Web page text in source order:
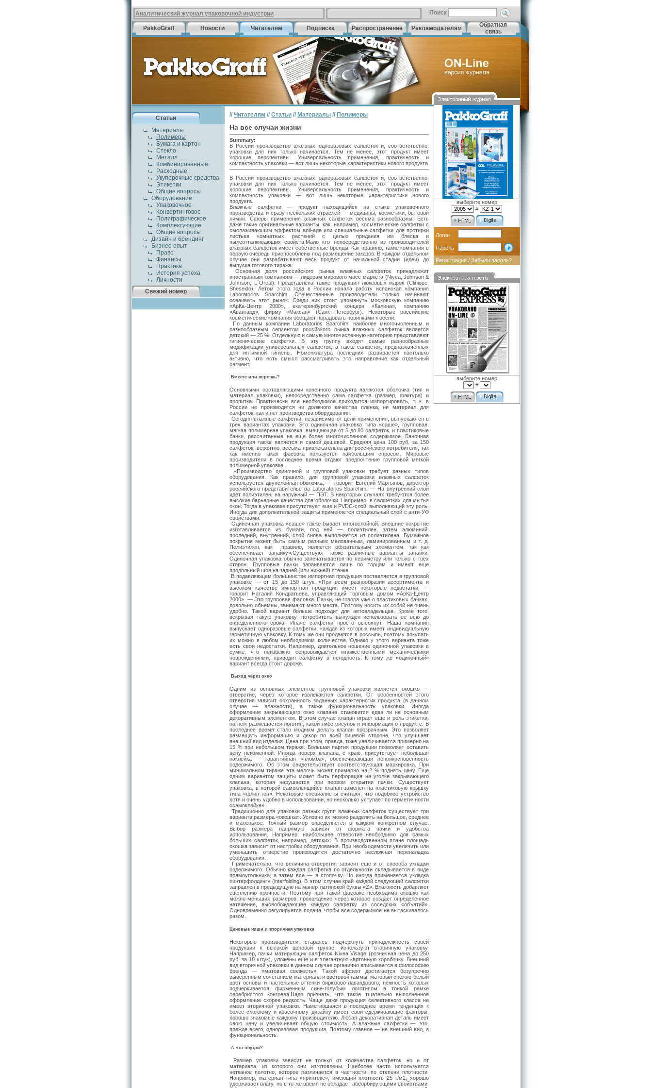
Аналитический журнал упаковочной индустрии Поиск
PakkoGraff Новости Читателям Подписка Распространение Рекламодателям
Обратная
связь
Статьи
Материалы
Полимеры
Бумага и картон
Стекло
Металл
Комбинированные
Расходные
Укупорочные средства
Этикетки
Общие вопросы
Оборудование
Упаковочное
Конвертинговое
Полиграфическое
Комплектующие
Общие вопросы
Дизайн и брендинг
Бизнес-опыт
Право
Финансы
Практика
История успеха
Личности
Свежий номер
// Читателям // Статьи // Материалы // Полимеры
На все случаи жизни
Summary:
В России производство влажных одноразовых салфеток и, соответственно,
упаковки для них только начинается. Тем не менее, этот продукт имеет
хорошие перспективы. Универсальность применения, практичность и
компактность упаковки — вот лишь некоторые характеристики нового продукта
В России производство влажных одноразовых салфеток и, соответственно,
упаковки для них только начинается. Тем не менее, этот продукт имеет
хорошие перспективы. Универсальность применения, практичность и
компактность упаковки — вот лишь некоторые характеристики нового
продукта.
Влажные салфетки — продукт, находящийся на стыке упаковочного
производства и сразу нескольких отраслей — медицины, косметики, бытовой
химии. Сферы применения влажных салфеток весьма разнообразны. Есть
даже такие оригинальные варианты, как, например, косметические салфетки с
омолаживающим эффектом anti-age или специальные салфетки для протирки
листьев комнатных растений с целью придания им блеска и
пылеотталкивающих свойств.Мало кто непосредственно из производителей
влажных салфеток имеет собственные бренды. Как правило, такие компании в
первую очередь приспособлены под размещение заказов. В каждом отдельном
случае они разрабатывают весь продукт от начальной стадии (идеи) до
выпуска готового тиража.
Основная доля российского рынка влажных салфеток принадлежит
иностранным компаниям — лидерам мирового масс-маркета (Nivea, Johnson &
Johnson, L`Oreal). Представлена также продукция люксовых марок (Clinique,
Sheseido). Летом этого года в России начала работу испанская компания
Laboratorios Sparchim. Отечественные производители только начинают
осваивать этот рынок. Среди них стоит упомянуть московскую компанию
«АрКа-Центр 2000», екатеринбургский концерн «Калина», компанию
«Авангард», фирму «Максан» (Санкт-Петербург). Некоторые российские
косметические компании обещают порадовать новинками к осени.
По данным компании Laboratorios Sparchim, наиболее многочисленным и
разнообразным сегментом россйского рынка влажных салфеток является
детский — 25 %. Отдельную и самую многочисленную категорию представляют
гигиенические салфетки. В эту группу входят самые разнообразные
модификации универсальных салфеток, а также салфеток, предназначенных
для интимной гигиены. Номенклатура последних развивается настолько
активно, что есть смысл рассматривать это направление как отдельный
сегмент.
Вместе или порознь?
Основными составляющими конечного продукта являются оболочка (тип и
материал упаковки), непосредственно сама салфетка (размер, фактура) и
пропитка. Практически все необходимое приходится импортировать, т. к. в
России не производится ни должного качества пленка, ни материал для
салфеток, как и нет производства оборудования.
Сегодня влажные салфетки, независимо от цели применения, выпускаются в
трех вариантах упаковки. Это одиночная упаковка типа «саше», групповая,
мягкая полимерная упаковка, вмещающая от 5 до 80 салфеток, и пластиковые
банки, рассчитанные на еще более многочисленное содержимое. Баночная
продукция также является и самой дешевой. Средняя цена 100 руб. за 150
салфеток, вероятно, весьма привлекательна для российского потребителя, так
как именно такая фасовка пользуется наибольшим спросом. Мировые
производители в последнее время отдают предпочтение групповой мягкой
полимерной упаковке.
«Производство одиночной и групповой упаковки требует разных типов
оборудования. Как правило, для групповой упаковки влажных салфеток
используется двухслойная оболочка, — говорит Евгений Мартынов, директор
российского представительства Laboratorios Sparchim. — На внутренний слой
идет полиэтилен, на наружный — ПЭТ. В некоторых случаях требуются более
высокие барьерные качества для оболочки. Например, в салфетках для мытья
окон. Тогда в упаковке присутствует еще и PVDC-слой, выполняющий эту роль.
Иногда для дополнительной защиты применяется специальный слой с анти-УФ
свойствами.
Одиночная упаковка «саше» также бывает многослойной. Внешние покрытие
изготавливается из бумаги, под ней — полиэтилен, затем алюминий;
последний, внутренний, слой снова выполняется из полиэтилена. Бумажное
покрытие может быть самым разным: мелованным, ламинированным и т. д.
Полиэтилен, как правило, является обязательным элементом, так как
обеспечивает запайку».Существуют также различные варианты запайки.
Одиночная упаковка обычно запечатывается по периметру или только с трех
сторон. Групповые пачки запаиваются лишь по торцам и имеют еще
продольный шов на задней (или нижней) стенке.
В подавляющем большинстве импортная продукция поставляется в групповой
упаковке — от 15 до 150 штук. «При всем разнообразии ассортимента и
высоком качестве импортная продукция имеет некоторые недостатки, —
говорит Наталия Кондратьева, управляющий торговым домом «АрКа-Центр
2000». — Это групповая фасовка. Пачки, не говоря уже о пластиковых банках,
довольно объемны, занимают много места. Поэтому носить их собой не очень
удобно. Такой вариант больше подходит для автовладельцев. Кроме того,
вскрывая такую упаковку, потребитель вынужден использовать ее всю до
определенного срока. Иначе салфетки просто высохнут. Наша компания
выпускает одноразовые салфетки, каждая из которых имеет индивидуальную
герметичную упаковку. К тому же они продаются в россыпь, поэтому покупать
их можно в любом необходимом количестве. Однако у этого варианта тоже
есть свои недостатки. Например, длительное ношение одиночной упаковки в
сумке, что неизбежно сопровождается множественными механическими
повреждениями, приводит салфетку в негодность. К тому же «одиночный»
вариант всегда стоит дороже.
Выход через окно
Одним из основных элементов групповой упаковки является окошко —
отверстие, через которое извлекаются салфетки. От особенностей этого
отверстия зависит сохранность заданных характеристик продукта (в данном
случае — влажности), а также функциональность упаковки. Иногда
оформление закрывающего окно клапана становится едва ли не основным
декоративным элементом. В этом случае клапан играет еще и роль этикетки:
на нем размещается логотип, какой-либо рисунок и информация о продукте. В
последнее время стало модным делать клапан прозрачным. Это позволяет
размещать информацию и декор по всей лицевой стороне, что улучшает
внешний вид изделия. Цена при этом, правда, тоже увеличивается примерно на
15 % при небольшом тираже. Большая партия продукции позволяет оставить
цену неизменной. Иногда поверх клапана, с краю, присутствует небольшая
наклейка — гарантийная «пломба», обеспечивающая неприкосновенность
содержимого. Об этом свидетельствует соответствующая маркировка. При
минимальном тираже эта мелочь может примерно на 2 % поднять цену. Еще
одним вариантом защиты может быть перфорация на уголке закрывающего
клапана, которая нарушается при первом открытии пачки. Существует
упаковка, в которой самоклеящийся клапан заменен на пластиковую крышку
типа «флип-топ». Некоторые специалисты считают, что подобное устройство
хотя и очень удобно в использовании, но несколько уступает по герметичности
«самоклейке».
Традиционно для упаковки разных групп влажных салфеток существует три
варианта размера «окошка». Условно их можно разделить на большое, среднее
и маленькое. Точный размер определяется в каждом конкретном случае.
Выбор размера напрямую зависит от формата пачки и удобства
использования. Например, наибольшее отверстие необходимо для самых
больших салфеток, например, детских. В производственном плане площадь
окошка зависит от настройки оборудования. При необходимости увеличить или
уменьшить отверстие производится достаточно несложная переналадка
оборудования.
Примечательно, что величина отверстия зависит еще и от способа укладки
содержимого. Обычно каждая салфетка по отдельности складывается в виде
прямоугольника, а затем все — в стопочку. Но иногда применяется укладка
«интерфолдинг» (interfolding). В этом случае край каждой следующей салфетки
заправлен в предыдущую на манер латинской буквы «Z». Влажность добавляет
сцеплению прочности. Поэтому при такой фасовке необходимо окошко как
можно меньших размеров, прохождение через которое создает определенное
натяжение, высвобождающее каждую салфетку из соседских «объятий».
Одновременно регулируется подача, чтобы все содержимое не вытаскивалось
разом.
Ценовые ниши и вторичная упаковка
Некоторые производители, стараясь подчеркнуть принадлежность своей
продукции к высокой ценовой группе, используют вторичную упаковку.
Например, пачки матирующих салфеток Nivea Visage (розничная цена до 250
руб. за 18 штук), уложены еще и в элегантную картонную коробочку. Внешний
вид вторичной упаковки в данном случае органично вписывается в философию
бренда — «матовая свежесть». Такой эффект достигается безупречно
выверенным сочетанием материала и цветовой гаммы: матовый снежно-белый
цвет основы и пастельные оттенки бирюзово-лавандового, нежность которых
подчеркивается фирменным сине-голубым логотипом в тонкой рамке
серебристого конгрева.Надо признать, что такое тщательно выполненное
оформление скорее редкость. Чаще даже продукция селективного класса не
имеет вторичной упаковки. Наметившаяся в последнее время тенденция к
более сложному и красочному дизайну имеет свои сдерживающие факторы,
хорошо знакомые каждому производителю. Любая декоративная деталь имеет
свою цену и увеличивает общую стоимость. А влажные салфетки — это,
прежде всего, одноразовая продукция. Поэтому главное — не внешний вид, а
функциональность.
А что внутри?
Размер упаковки зависит не только от количества салфеток, но и от
материала, из которого они изготовлены. Наиболее часто используется
нетканое полотно, которое различается в частности, по степени плотности.
Например, материал типа «принтекс», имеющий плотность 25 г/м2, хорошо
удерживает влагу, но в то же время не обладает абсорбирующими свойствами.
выберите номер
#
Логин
Пароль
Регистрация / Забыли пароль?
выберите номер
#